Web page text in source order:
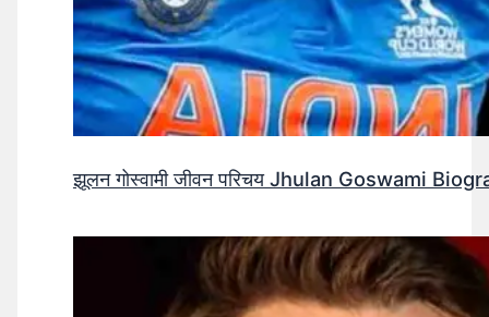
झूलन गोस्वामी जीवन परिचय Jhulan Goswami